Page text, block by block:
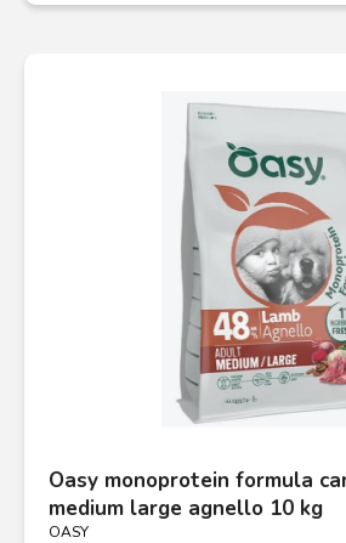
Oasy monoprotein formula
medium large agnello 10 kg
OASY